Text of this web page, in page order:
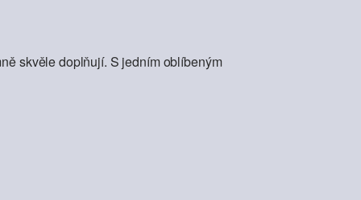
skvěle doplňují. S jedním oblíbeným